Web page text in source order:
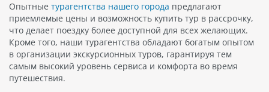
Опытные турагентства нашего города предлагают
приемлемые цены и возможность купить тур в рассрочку,
что делает поездку более доступной для всех желающих.
Кроме того, наши турагентства обладают богатым опытом
в организации экскурсионных туров, гарантируя тем
самым высокий уровень сервиса и комфорта во время
путешествия.